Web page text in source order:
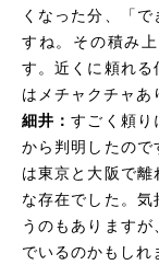
くなった分、「
すね。その積み
す。近くに頼れる
はメチャクチャあ
細井：すごく頼り
から判明したので
は東京と大阪で
な存在でした。
うのもあります
でいるのかもしれ